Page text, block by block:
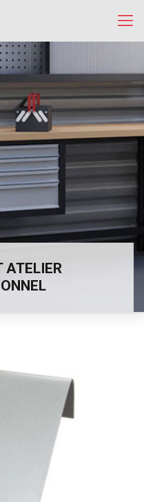
ATELIER